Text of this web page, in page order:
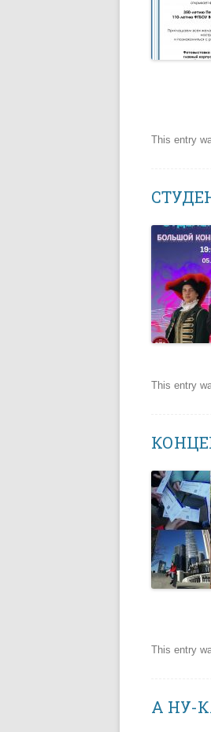
This entry
This entry
This entry
А НУ-